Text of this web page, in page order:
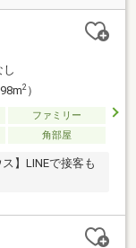
し
2）
ファミリー
角部屋
】LINEで接客も